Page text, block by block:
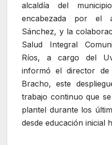
alcaldía del
encabezada por el
Sánchez, y la
Salud Integral
Ríos, a cargo del
informó el director de
Bracho, este
trabajo continuo que
plantel durante los
desde educación inicial